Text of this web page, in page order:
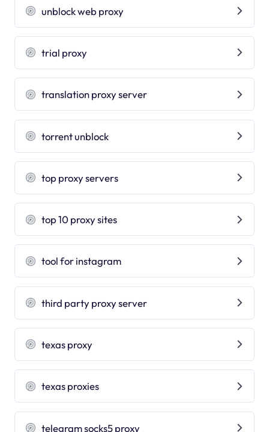
unblock web proxy
trial proxy
translation proxy server
torrent unblock
top proxy servers
top 10 proxy sites
tool for instagram
third party proxy server
texas proxy
texas proxies
telegram socks5 proxy